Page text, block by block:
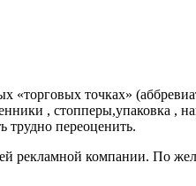
точках»
, стопперы,упаковка ,
трудно переоценить.
рекламной компании. По